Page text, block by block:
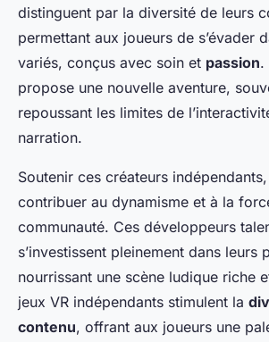
distinguent par la diversité de leurs
permettant aux joueurs de s’évader
variés, conçus avec soin et passion.
propose une nouvelle aventure,
repoussant les limites de
narration.
Soutenir ces créateurs
contribuer au dynamisme et à la
communauté. Ces développeurs
s’investissent pleinement dans leurs
nourrissant une scène ludique riche
jeux VR indépendants stimulent la
contenu, offrant aux joueurs une